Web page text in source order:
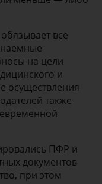
все
на цели
и
осуществления
также
ПФР и
документов
при этом